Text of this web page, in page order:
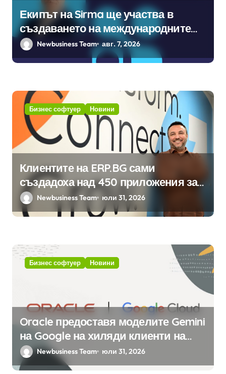
Екипът на Sirma ще участва в
създаването на международните
стандарти за навлизане на
изкуствен интелект в
Newbusiness Team авг. 7, 2026
Бизнес софтуер Новини
Клиентите на ERP.BG сами
създадоха над 450 приложения за
ERP системата с помощта на
вградения в нея изкуствен
Newbusiness Team юли 31, 2026
Бизнес софтуер Новини
Oracle предоставя моделите Gemini
на Google на хиляди клиенти на
бизнес приложения
Newbusiness Team юли 31, 2026